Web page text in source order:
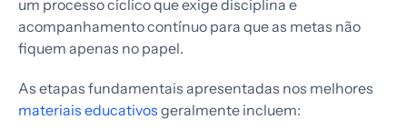
um processo cíclico que exige disciplina e
acompanhamento contínuo para que as metas não
fiquem apenas no papel.
As etapas fundamentais apresentadas nos melhores
materiais educativos geralmente incluem: